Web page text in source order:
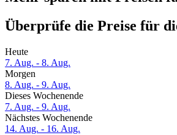
Überprüfe die Preise für
Heute
7. Aug. - 8. Aug.
Morgen
8. Aug. - 9. Aug.
Dieses Wochenende
7. Aug. - 9. Aug.
Nächstes Wochenende
14. Aug. - 16. Aug.